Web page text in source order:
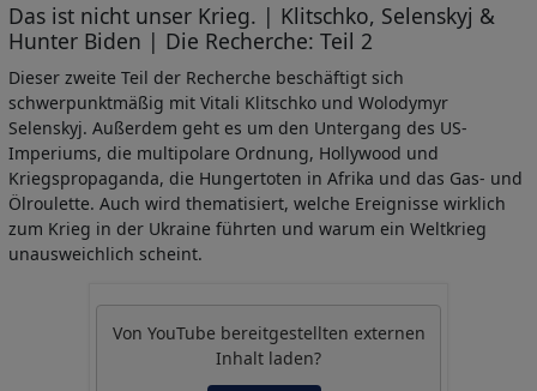
Das ist nicht unser Krieg. | Klitschko, Selenskyj &
Hunter Biden | Die Recherche: Teil 2
Dieser zweite Teil der Recherche beschäftigt sich
schwerpunktmäßig mit Vitali Klitschko und Wolodymyr
Selenskyj. Außerdem geht es um den Untergang des US-
Imperiums, die multipolare Ordnung, Hollywood und
Kriegspropaganda, die Hungertoten in Afrika und das Gas- und
Ölroulette. Auch wird thematisiert, welche Ereignisse wirklich
zum Krieg in der Ukraine führten und warum ein Weltkrieg
unausweichlich scheint.
Von YouTube bereitgestellten externen
Inhalt laden?